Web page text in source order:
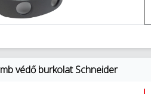
védő burkolat Schneider